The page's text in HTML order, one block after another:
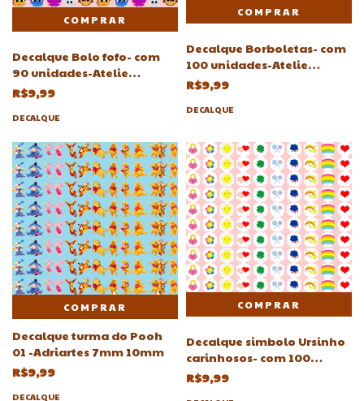
Decalque Bolo fofo- com
90 unidades-Atelie
Adriartes
R$9,99
DECALQUE
Decalque Borboletas- com
100 unidades-Atelie
Adriartes -
R$9,99
DECALQUE
COMPRAR
Decalque turma do Pooh
01 -Adriartes 7mm 10mm
R$9,99
DECALQUE
Decalque simbolo Ursinho
carinhosos- com 100
unidades-Atelie Adriartes
R$9,99